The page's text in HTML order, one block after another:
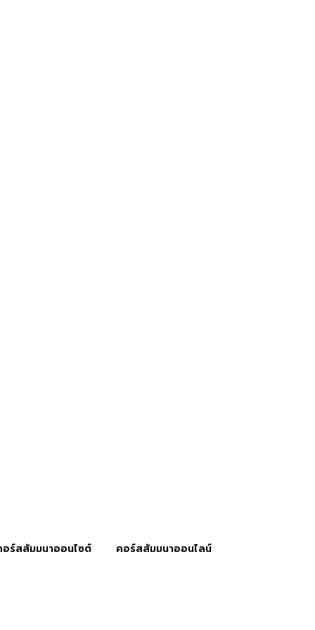
อร์สสัมมนาออนไซต์ คอร์สสัมมนาออนไลน์